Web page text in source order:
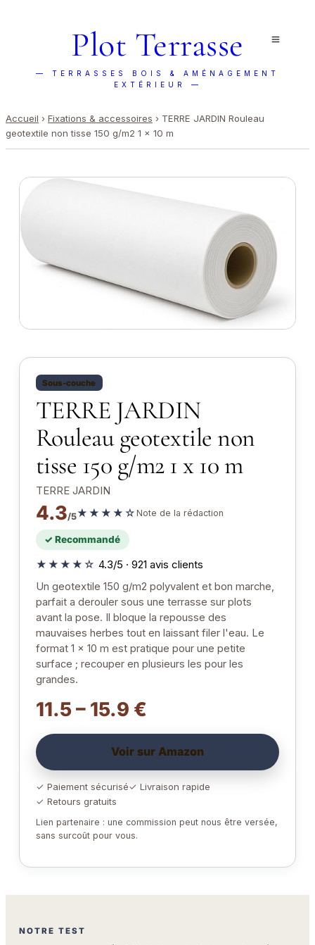
Plot Terrasse
— TERRASSES BOIS & AMÉNAGEMENT
EXTÉRIEUR —
Accueil › Fixations & accessoires › TERRE JARDIN Rouleau
geotextile non tisse 150 g/m2 1 x 10 m
Sous-couche
TERRE JARDIN
Rouleau geotextile non
tisse 150 g/m2 1 x 10 m
TERRE JARDIN
4.3/5★★★★☆ Note de la rédaction
✓ Recommandé
★★★★☆ 4.3/5 · 921 avis clients
Un geotextile 150 g/m2 polyvalent et bon marche,
parfait a derouler sous une terrasse sur plots
avant la pose. Il bloque la repousse des
mauvaises herbes tout en laissant filer l'eau. Le
format 1 x 10 m est pratique pour une petite
surface ; recouper en plusieurs les pour les
grandes.
11.5 – 15.9 €
Voir sur Amazon
✓ Paiement sécurisé✓ Livraison rapide
✓ Retours gratuits
Lien partenaire : une commission peut nous être versée,
sans surcoût pour vous.
NOTRE TEST